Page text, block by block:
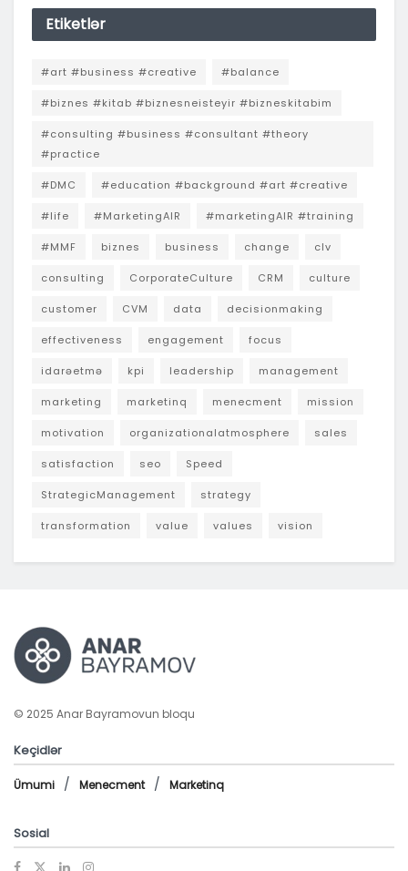
Etiketlər
#art #business #creative #balance
#biznes #kitab #biznesneisteyir #bizneskitabim
#consulting #business #consultant #theory
#practice
#DMC #education #background #art #creative
#life #MarketingAIR #marketingAIR #training
#MMF biznes business change clv
consulting CorporateCulture CRM culture
customer CVM data decisionmaking
effectiveness engagement focus
idarəetmə kpi leadership management
marketing marketinq menecment mission
motivation organizationalatmosphere sales
satisfaction seo Speed
StrategicManagement strategy
transformation value values vision
© 2025 Anar Bayramovun bloqu
Keçidlər
Ümumi Menecment Marketinq
Sosial